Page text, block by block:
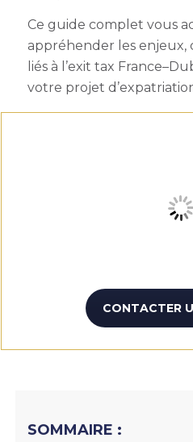
Ce guide complet vous
appréhender les enjeux,
liés à l’exit tax
votre projet
CONTACTER
SOMMAIRE :